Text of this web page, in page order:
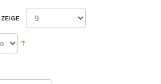
ZEIGE